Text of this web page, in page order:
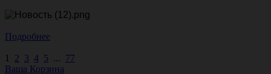
Подробнее
1 2 3 4 5 ... 77
Ваша Корзина